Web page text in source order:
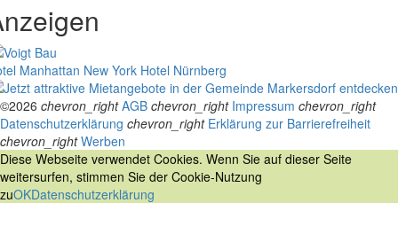
Manhattan New York Hotel Nürnberg
©2026 chevron_right AGB chevron_right Impressum chevron_right
Datenschutzerklärung chevron_right Erklärung zur Barrierefreiheit
chevron_right Werben
Diese Webseite verwendet Cookies. Wenn Sie auf dieser Seite
weitersurfen, stimmen Sie der Cookie-Nutzung
zuOKDatenschutzerklärung